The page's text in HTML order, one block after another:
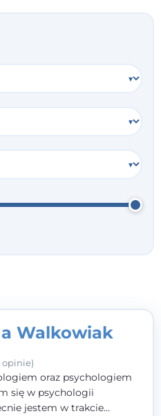
Walkowiak
opinie)
oraz psychologiem
się w psychologii
jestem w trakcie